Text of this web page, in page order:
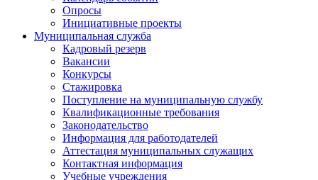
Опросы
Инициативные проекты
Муниципальная служба
Кадровый резерв
Вакансии
Конкурсы
Стажировка
Поступление на муниципальную службу
Квалификационные требования
Законодательство
Информация для работодателей
Аттестация муниципальных служащих
Контактная информация
Учебные учреждения